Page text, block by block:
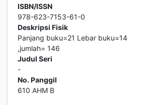
ISBN/ISSN
978-623-7153-61-0
Deskripsi Fisik
Panjang buku=21 Lebar buku=14
,jumlah= 146
Judul Seri
-
No. Panggil
610 AHM B